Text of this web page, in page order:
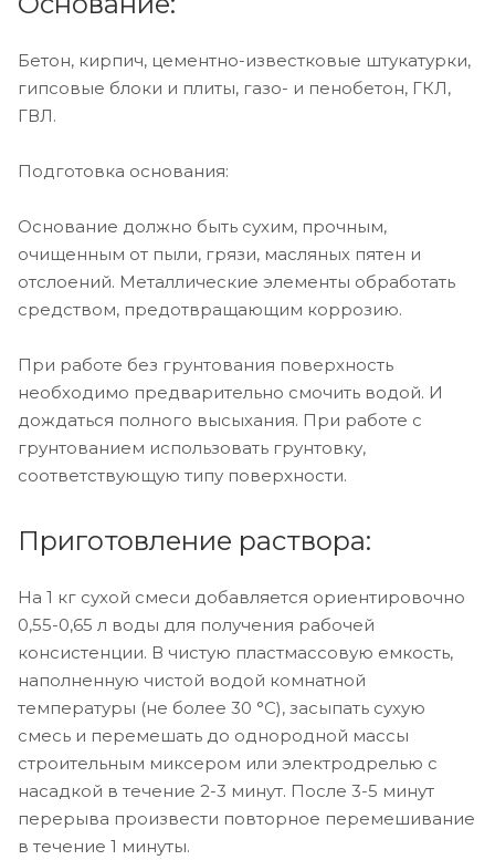
Бетон, кирпич, цементно-известковые штукатурки,
гипсовые блоки и плиты, газо- и пенобетон, ГКЛ,
ГВЛ.
Подготовка основания:
Основание должно быть сухим, прочным,
очищенным от пыли, грязи, масляных пятен и
отслоений. Металлические элементы обработать
средством, предотвращающим коррозию.
При работе без грунтования поверхность
необходимо предварительно смочить водой. И
дождаться полного высыхания. При работе с
грунтованием использовать грунтовку,
соответствующую типу поверхности.
Приготовление раствора:
На 1 кг сухой смеси добавляется ориентировочно
0,55-0,65 л воды для получения рабочей
консистенции. В чистую пластмассовую емкость,
наполненную чистой водой комнатной
температуры (не более 30 °С), засыпать сухую
смесь и перемешать до однородной массы
строительным миксером или электродрелью с
насадкой в течение 2-3 минут. После 3-5 минут
перерыва произвести повторное перемешивание
в течение 1 минуты.